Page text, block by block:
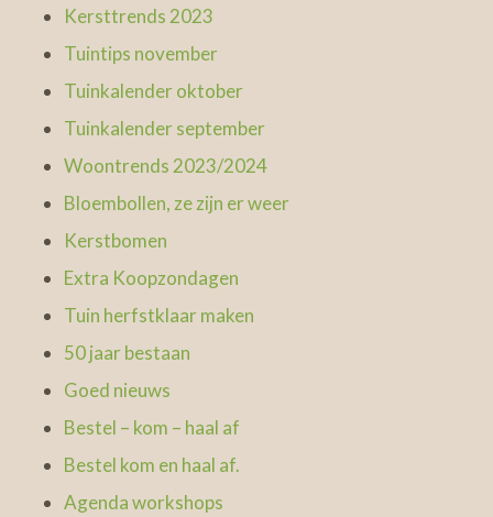
Kersttrends 2023
Tuintips november
Tuinkalender oktober
Tuinkalender september
Woontrends 2023/2024
Bloembollen, ze zijn er weer
Kerstbomen
Extra Koopzondagen
Tuin herfstklaar maken
50 jaar bestaan
Goed nieuws
Bestel – kom – haal af
Bestel kom en haal af.
Agenda workshops